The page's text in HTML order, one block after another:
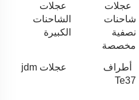
عجلات
شاحنات
نصفية
مخصصة
عجلات
الشاحنات
الكبيرة
أطراف
Te37
عجلات jdm